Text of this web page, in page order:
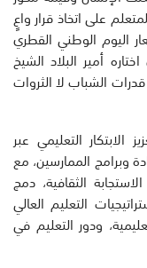
على اتخاذ قرار واعٍ
اليوم الوطني القطري
أمير البلاد الشيخ
الشباب لا الثروات
التعليمي عبر
وبرامج الممارسين، مع
الثقافية، دمج
التعليم العالي
ودور التعليم في